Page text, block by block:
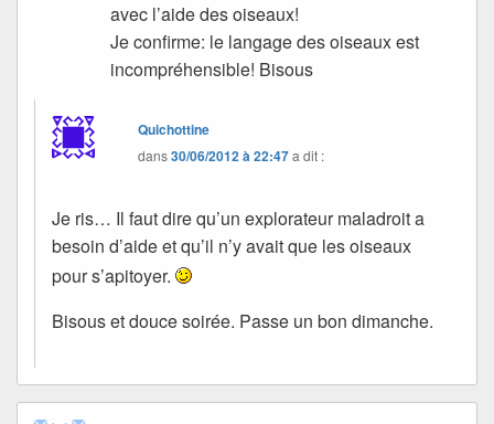
avec l’aide des oiseaux!
Je confirme: le langage des oiseaux est
incompréhensible! Bisous
Quichottine
dans30/06/2012 à 22:47a dit :
Je ris… Il faut dire qu’un explorateur maladroit a
besoin d’aide et qu’il n’y avait que les oiseaux
pour s’apitoyer.
Bisous et douce soirée. Passe un bon dimanche.